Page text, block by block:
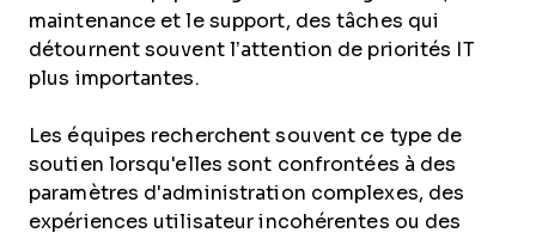
maintenance et le support, des tâches qui
détournent souvent l’attention de priorités IT
plus importantes.
Les équipes recherchent souvent ce type de
soutien lorsqu'elles sont confrontées à des
paramètres d'administration complexes, des
expériences utilisateur incohérentes ou des